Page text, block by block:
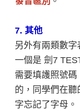
7. 其他
另外有兩類數字
一個是 劍7
需要填護照號
的，同學們在
字忘記了字母。